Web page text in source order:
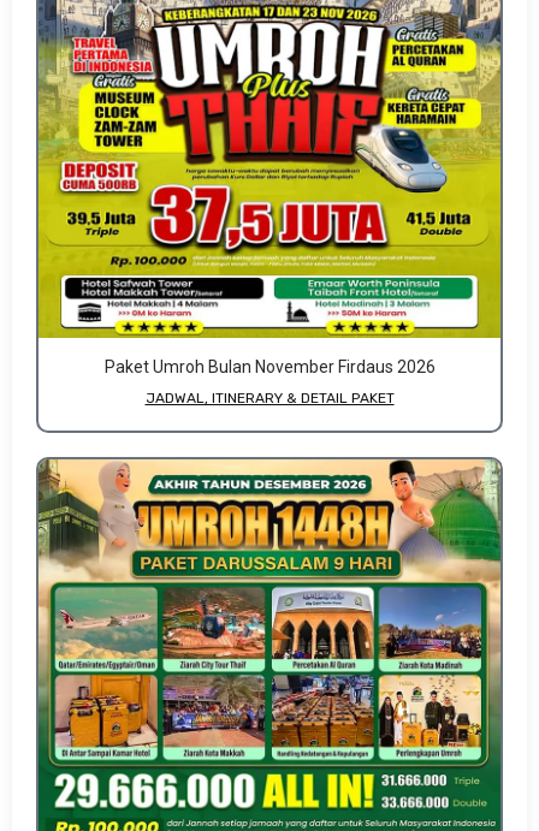
Paket Umroh Bulan November Firdaus 2026
JADWAL, ITINERARY & DETAIL PAKET